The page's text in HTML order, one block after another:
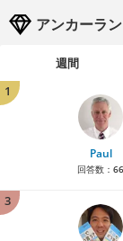
アンカーラ
週間
1
Paul
回答数： 66
3